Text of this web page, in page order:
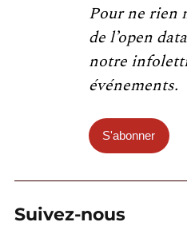
Pour ne rien
de l’open
notre
événements.
S'abonner
Suivez-nous